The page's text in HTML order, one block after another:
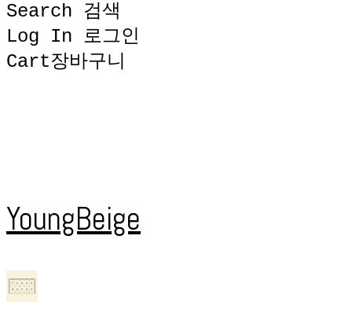
Search
검색
Log In 로그인
Cart장바구니
YoungBeige